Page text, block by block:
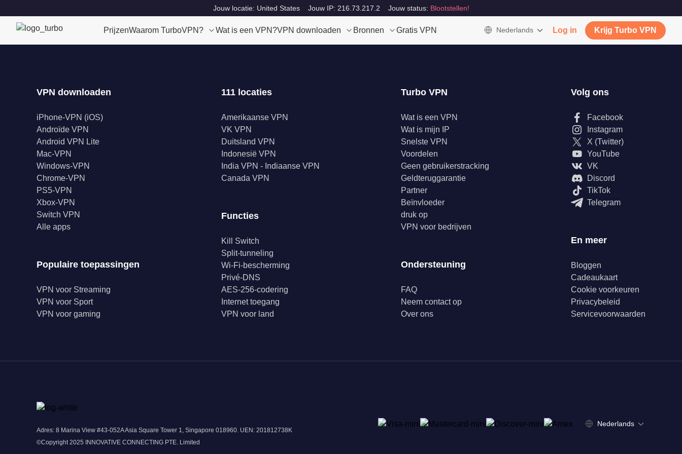
Jouw locatie: United States Jouw IP: 216.73.217.2 Jouw status: Blootstellen!
PrijzenWaarom TurboVPN? Wat is een VPN?VPN downloaden Bronnen Gratis VPN Nederlands Log in Krijg Turbo VPN
VPN downloaden
iPhone-VPN (iOS)
Androïde VPN
Android VPN Lite
Mac-VPN
Windows-VPN
Chrome-VPN
PS5-VPN
Xbox-VPN
Switch VPN
Alle apps
Populaire toepassingen
VPN voor Streaming
VPN voor Sport
VPN voor gaming
111 locaties
Amerikaanse VPN
VK VPN
Duitsland VPN
Indonesië VPN
India VPN - Indiaanse VPN
Canada VPN
Functies
Kill Switch
Split-tunneling
Wi-Fi-bescherming
Privé-DNS
AES-256-codering
Internet toegang
VPN voor land
Turbo VPN
Wat is een VPN
Wat is mijn IP
Snelste VPN
Voordelen
Geen gebruikerstracking
Geldteruggarantie
Partner
Beïnvloeder
druk op
VPN voor bedrijven
Ondersteuning
FAQ
Neem contact op
Over ons
Volg ons
Facebook
Instagram
X (Twitter)
YouTube
VK
Discord
TikTok
Telegram
En meer
Bloggen
Cadeaukaart
Cookie voorkeuren
Privacybeleid
Servicevoorwaarden
Adres: 8 Marina View #43-052A Asia Square Tower 1, Singapore 018960. UEN: 201812738K
©Copyright 2025 INNOVATIVE CONNECTING PTE. Limited
Nederlands